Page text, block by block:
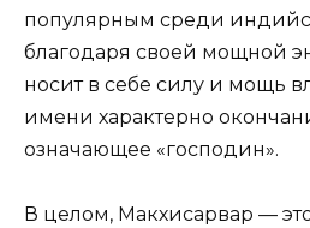
популярным среди
благодаря своей мощной
носит в себе силу и мощь
имени характерно
означающее «господин».
В целом, Макхисарвар —